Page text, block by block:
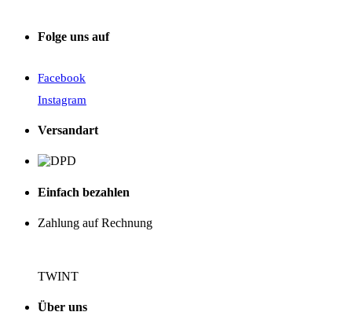
Folge uns auf
Facebook
Instagram
Versandart
Einfach bezahlen
Zahlung auf Rechnung
TWINT
Über uns